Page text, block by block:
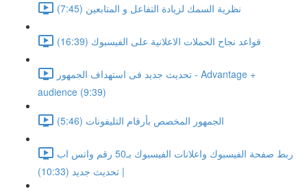
نظرية السمك لزيادة التفاعل و المتابعين (7:45)
قواعد نجاح الحملات الاعلانية على الفيسبوك (16:39)
تحديث جديد فى استهداف الجمهور - Advantage +
audience (9:39)
الجمهور المخصص بأرقام التليفونات (5:46)
ربط صفحة الفيسبوك واعلانات الفيسبوك بـ50 رقم واتس اب
| تحديث جديد (10:33)